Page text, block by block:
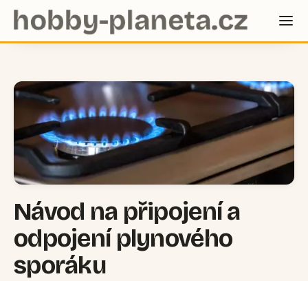
Návod na připojení a
odpojení plynového
sporáku